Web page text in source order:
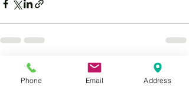
最新記事 すべて表示
Phone Email Address